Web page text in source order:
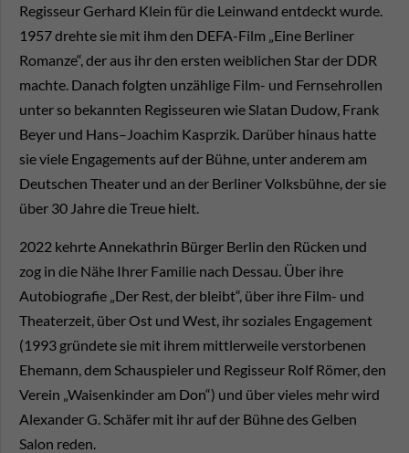
Regisseur Gerhard Klein für die Leinwand entdeckt wurde.
1957 drehte sie mit ihm den DEFA-Film „Eine Berliner
Romanze“, der aus ihr den ersten weiblichen Star der DDR
machte. Danach folgten unzählige Film- und Fernsehrollen
unter so bekannten Regisseuren wie Slatan Dudow, Frank
Beyer und Hans–Joachim Kasprzik. Darüber hinaus hatte
sie viele Engagements auf der Bühne, unter anderem am
Deutschen Theater und an der Berliner Volksbühne, der sie
über 30 Jahre die Treue hielt.
2022 kehrte Annekathrin Bürger Berlin den Rücken und
zog in die Nähe Ihrer Familie nach Dessau. Über ihre
Autobiografie „Der Rest, der bleibt“, über ihre Film- und
Theaterzeit, über Ost und West, ihr soziales Engagement
(1993 gründete sie mit ihrem mittlerweile verstorbenen
Ehemann, dem Schauspieler und Regisseur Rolf Römer, den
Verein „Waisenkinder am Don“) und über vieles mehr wird
Alexander G. Schäfer mit ihr auf der Bühne des Gelben
Salon reden.